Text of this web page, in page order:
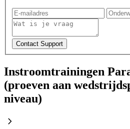
Instroomtrainingen
(proeven aan
niveau)
chevron_right